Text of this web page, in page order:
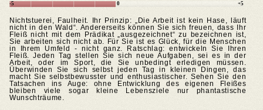
-5 0 +5
Nichtstuerei, Faulheit. Ihr Prinzip: „Die Arbeit ist kein Hase, läuft
nicht in den Wald“. Andererseits können Sie sich freuen, dass Ihr
Fleiß nicht mit dem Prädikat „ausgezeichnet“ zu bezeichnen ist,
Sie arbeiten sich nicht ab. Für Sie ist es Glück, für die Menschen
in Ihrem Umfeld - nicht ganz. Ratschlag: entwickeln Sie Ihren
Fleiß. Jeden Tag stellen Sie sich neue Aufgaben, sei es in der
Arbeit, oder im Sport, die Sie unbedingt erledigen müssen.
Überwinden Sie sich selbst jeden Tag in kleinen Dingen, das
macht Sie selbstbewusster und enthusiastischer. Sehen Sie den
Tatsachen ins Auge: ohne Entwicklung des eigenen Fleißes
bleiben viele sogar kleine Lebensziele nur phantastische
Wunschträume.